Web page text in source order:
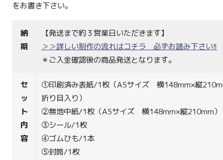
をお書き下さい。
納
期
【発送まで約３営業日いただきます】
＞＞詳しい制作の流れはコチラ 必ずお読み下さい!!
＊ご入金確認後の商品発送となります。
セ
ッ
ト
内
容
①印刷済み表紙/1枚（A5サイズ 横148mm×縦
折り目入り）
②無地中紙/1枚（A5サイズ 横148mm×縦210mm）
③シール/1枚
④ゴムひも/1本
⑤封筒/1枚